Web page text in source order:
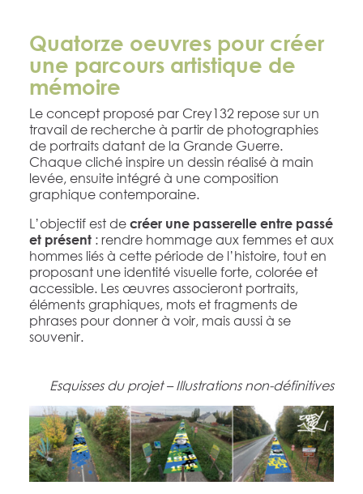
Quatorze oeuvres pour créer
une parcours artistique de
mémoire
Le concept proposé par Crey132 repose sur un
travail de recherche à partir de photographies
de portraits datant de la Grande Guerre.
Chaque cliché inspire un dessin réalisé à main
levée, ensuite intégré à une composition
graphique contemporaine.
L’objectif est de créer une passerelle entre passé
et présent: rendre hommage aux femmes et aux
hommes liés à cette période de l’histoire, tout en
proposant une identité visuelle forte, colorée et
accessible. Les œuvres associeront portraits,
éléments graphiques, mots et fragments de
phrases pour donner à voir, mais aussi à se
souvenir.
Esquisses du projet – Illustrations non-définitives